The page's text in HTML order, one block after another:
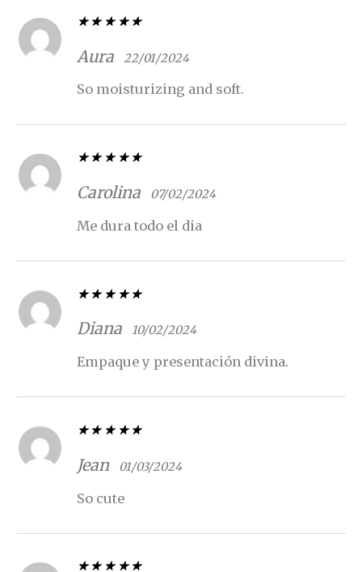
5de 5
Aura 22/01/2024
So moisturizing and soft.
5de 5
Carolina 07/02/2024
Me dura todo el dia
5de 5
Diana 10/02/2024
Empaque y presentación divina.
5de 5
Jean 01/03/2024
So cute